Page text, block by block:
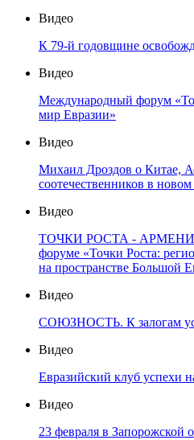
Видео
К 79-й годовщине
Видео
Международный форум
мир Евразии»
Видео
Михаил Дроздов о Китае,
соотечественников в
Видео
ТОЧКИ РОСТА -
форуме «Точки Роста:
на пространстве Большой
Видео
СОЮЗНОСТЬ. К залогам
Видео
Евразийский клуб успехи
Видео
23 февраля в Запорожской